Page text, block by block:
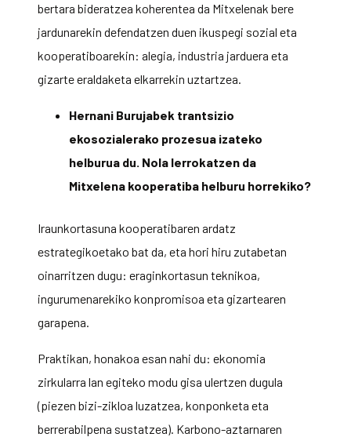
bertara bideratzea koherentea da Mitxelenak bere
jardunarekin defendatzen duen ikuspegi sozial eta
kooperatiboarekin: alegia, industria jarduera eta
gizarte eraldaketa elkarrekin uztartzea.
Hernani Burujabek trantsizio
ekosozialerako prozesua izateko
helburua du. Nola lerrokatzen da
Mitxelena kooperatiba helburu horrekiko?
Iraunkortasuna kooperatibaren ardatz
estrategikoetako bat da, eta hori hiru zutabetan
oinarritzen dugu: eraginkortasun teknikoa,
ingurumenarekiko konpromisoa eta gizartearen
garapena.
Praktikan, honakoa esan nahi du: ekonomia
zirkularra lan egiteko modu gisa ulertzen dugula
(piezen bizi-zikloa luzatzea, konponketa eta
berrerabilpena sustatzea). Karbono-aztarnaren